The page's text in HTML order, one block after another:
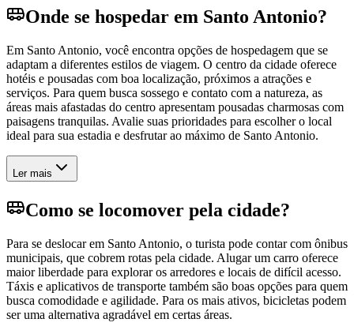
Onde se hospedar em Santo Antonio?
Em Santo Antonio, você encontra opções de hospedagem que se
adaptam a diferentes estilos de viagem. O centro da cidade oferece
hotéis e pousadas com boa localização, próximos a atrações e
serviços. Para quem busca sossego e contato com a natureza, as
áreas mais afastadas do centro apresentam pousadas charmosas com
paisagens tranquilas. Avalie suas prioridades para escolher o local
ideal para sua estadia e desfrutar ao máximo de Santo Antonio.
Ler mais
Como se locomover pela cidade?
Para se deslocar em Santo Antonio, o turista pode contar com ônibus
municipais, que cobrem rotas pela cidade. Alugar um carro oferece
maior liberdade para explorar os arredores e locais de difícil acesso.
Táxis e aplicativos de transporte também são boas opções para quem
busca comodidade e agilidade. Para os mais ativos, bicicletas podem
ser uma alternativa agradável em certas áreas.